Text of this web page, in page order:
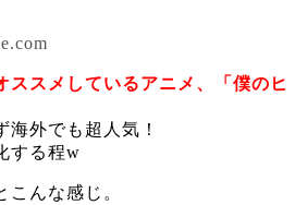
ススメしているアニメ、「僕のヒ
海外でも超人気！
する程w
んな感じ。